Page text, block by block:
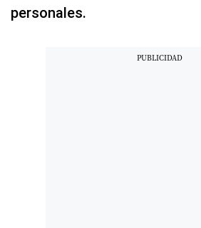
personales.